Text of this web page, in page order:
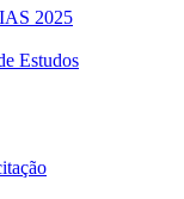
2025
Estudos